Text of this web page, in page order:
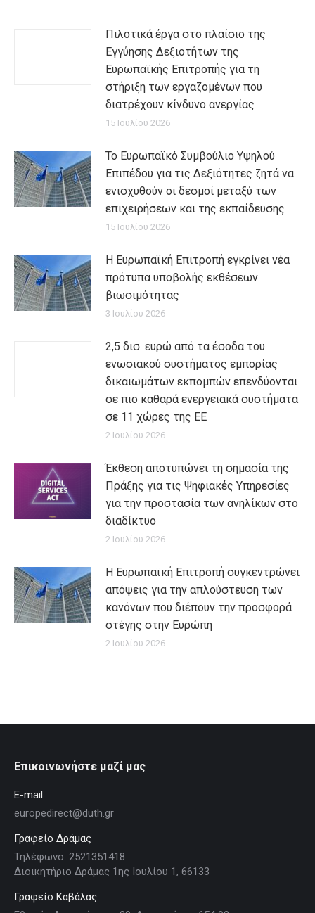
Πιλοτικά έργα στο πλαίσιο της
Εγγύησης Δεξιοτήτων της
Ευρωπαϊκής Επιτροπής για τη
στήριξη των εργαζομένων που
διατρέχουν κίνδυνο ανεργίας
15 Ιουλίου 2026
Το Ευρωπαϊκό Συμβούλιο Υψηλού
Επιπέδου για τις Δεξιότητες ζητά να
ενισχυθούν οι δεσμοί μεταξύ των
επιχειρήσεων και της εκπαίδευσης
15 Ιουλίου 2026
Η Ευρωπαϊκή Επιτροπή εγκρίνει νέα
πρότυπα υποβολής εκθέσεων
βιωσιμότητας
3 Ιουλίου 2026
2,5 δισ. ευρώ από τα έσοδα του
ενωσιακού συστήματος εμπορίας
δικαιωμάτων εκπομπών επενδύονται
σε πιο καθαρά ενεργειακά συστήματα
σε 11 χώρες της ΕΕ
2 Ιουλίου 2026
Έκθεση αποτυπώνει τη σημασία της
Πράξης για τις Ψηφιακές Υπηρεσίες
για την προστασία των ανηλίκων στο
διαδίκτυο
2 Ιουλίου 2026
Η Ευρωπαϊκή Επιτροπή συγκεντρώνει
απόψεις για την απλούστευση των
κανόνων που διέπουν την προσφορά
στέγης στην Ευρώπη
2 Ιουλίου 2026
Επικοινωνήστε μαζί μας
E-mail:
europedirect@duth.gr
Γραφείο Δράμας
Τηλέφωνο: 2521351418
Διοικητήριο Δράμας 1ης Ιουλίου 1, 66133
Γραφείο Καβάλας